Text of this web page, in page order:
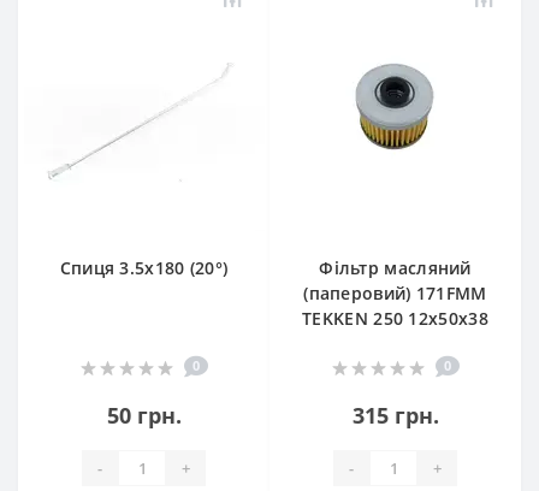
Спиця 3.5х180 (20°)
0
50 грн.
- +
Фільтр масляний
(паперовий) 171FMM
TEKKEN 250 12х50х38
0
315 грн.
- +